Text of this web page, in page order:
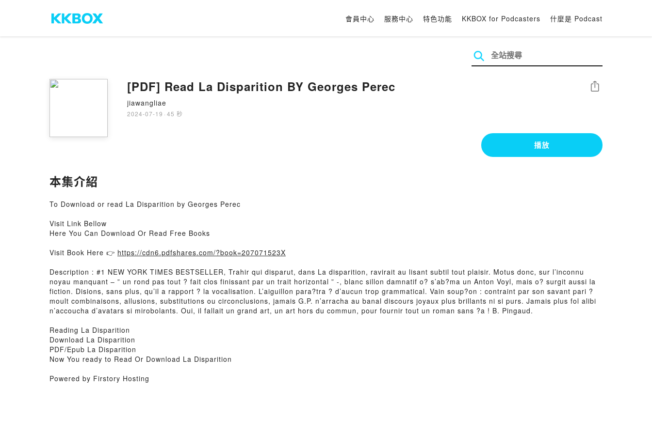
會員中心 服務中心 特色功能 KKBOX for Podcasters 什麼是 Podcast
[PDF] Read La Disparition BY Georges Perec
jiawangliae
2024-07-19 · 45 秒
分享
播放
本集介紹
To Download or read La Disparition by Georges Perec
Visit Link Bellow
Here You Can Download Or Read Free Books
Visit Book Here 👉 https://cdn6.pdfshares.com/?book=207071523X
Description : #1 NEW YORK TIMES BESTSELLER, Trahir qui disparut, dans La disparition, ravirait au lisant subtil tout plaisir. Motus donc, sur l’inconnu
noyau manquant – ” un rond pas tout ? fait clos finissant par un trait horizontal ” -, blanc sillon damnatif o? s’ab?ma un Anton Voyl, mais o? surgit aussi la
fiction. Disions, sans plus, qu’il a rapport ? la vocalisation. L’aiguillon para?tra ? d’aucun trop grammatical. Vain soup?on : contraint par son savant pari ?
moult combinaisons, allusions, substitutions ou circonclusions, jamais G.P. n’arracha au banal discours joyaux plus brillants ni si purs. Jamais plus fol alibi
n’accoucha d’avatars si mirobolants. Oui, il fallait un grand art, un art hors du commun, pour fournir tout un roman sans ?a ! B. Pingaud.
Reading La Disparition
Download La Disparition
PDF/Epub La Disparition
Now You ready to Read Or Download La Disparition
Powered by Firstory Hosting